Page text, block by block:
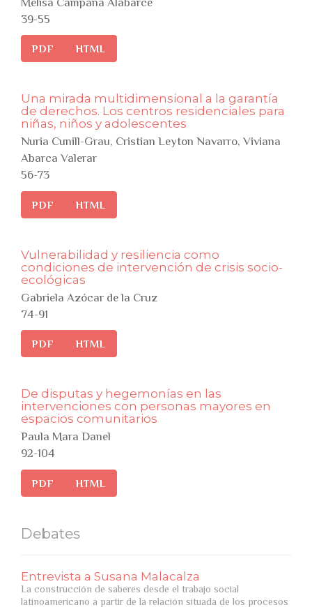
39-55
PDF HTML
Una mirada multidimensional a la garantía
de derechos. Los centros residenciales para
niñas, niños y adolescentes
Nuria Cunill-Grau, Cristian Leyton Navarro, Viviana
Abarca Valerar
56-73
PDF HTML
Vulnerabilidad y resiliencia como
condiciones de intervención de crisis socio-
ecológicas
Gabriela Azócar de la Cruz
74-91
PDF HTML
De disputas y hegemonías en las
intervenciones con personas mayores en
espacios comunitarios
Paula Mara Danel
92-104
PDF HTML
Debates
Entrevista a Susana Malacalza
La construcción de saberes desde el trabajo social
latinoamericano a partir de la relación situada de los procesos